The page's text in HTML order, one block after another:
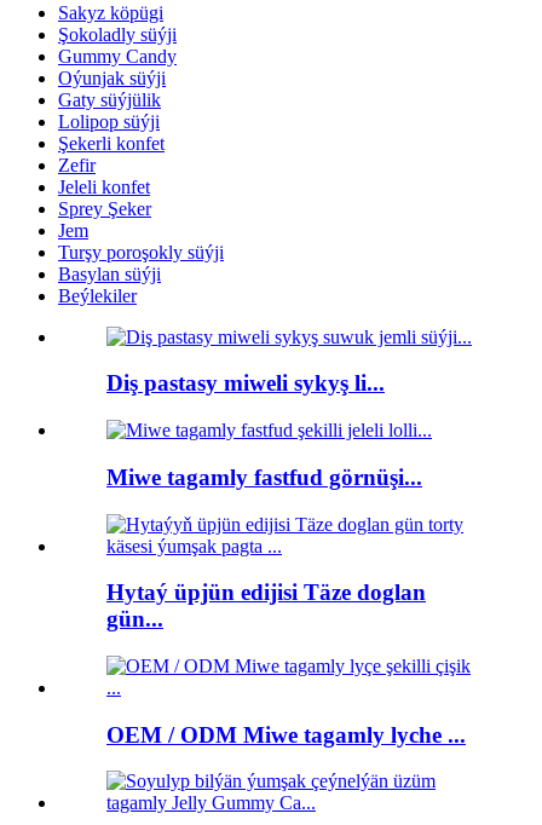
Sakyz köpügi
Şokoladly süýji
Gummy Candy
Oýunjak süýji
Gaty süýjülik
Lolipop süýji
Şekerli konfet
Zefir
Jeleli konfet
Sprey Şeker
Jem
Turşy poroşokly süýji
Basylan süýji
Beýlekiler
Diş pastasy miweli sykyş li...
Miwe tagamly fastfud görnüşi...
Hytaý üpjün edijisi Täze doglan
gün...
OEM / ODM Miwe tagamly lyche ...